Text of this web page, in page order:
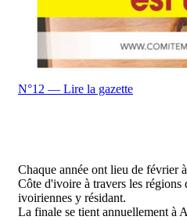
N°12 — Lire la gazette
Chaque année ont lieu de février
Côte d'ivoire à travers les
ivoiriennes y résidant.
La finale se tient annuellement à